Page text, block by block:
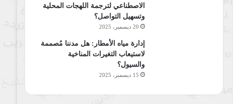
الاصطناعي لترجمة اللهجات المحلية
وتسهيل التواصل؟
20 ديسمبر، 2025
إدارة مياه الأمطار: هل مدننا مُصممة
لاستيعاب التغيرات المناخية
والسيول؟
15 ديسمبر، 2025